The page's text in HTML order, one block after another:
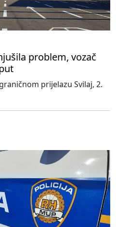
problem, vozač
prijelazu Svilaj, 2.